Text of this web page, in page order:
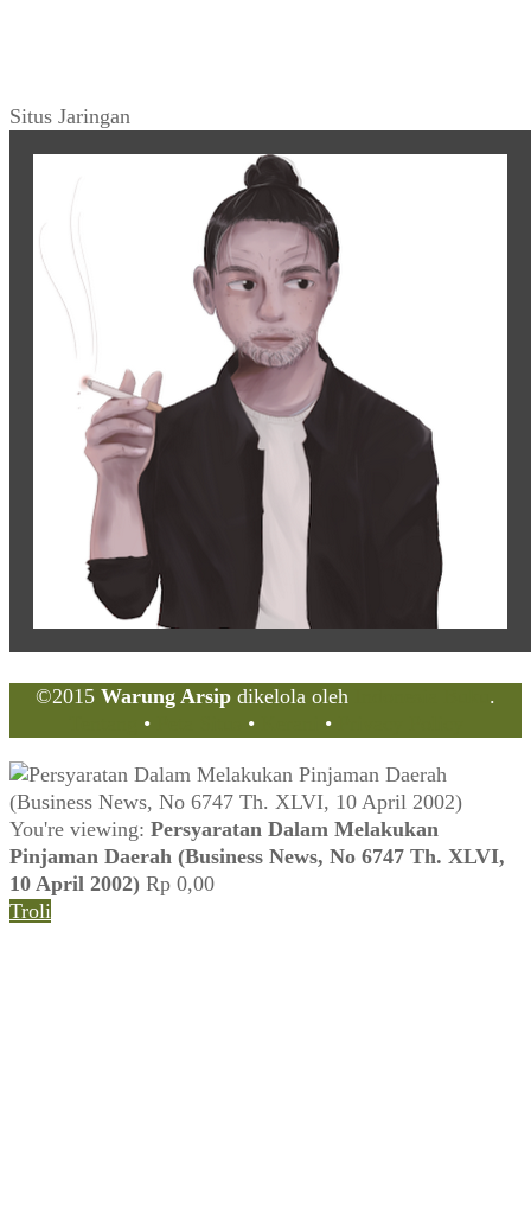
Situs Jaringan
©2015 Warung Arsip dikelola oleh
.
• • •
You're viewing: Persyaratan Dalam Melakukan
Pinjaman Daerah (Business News, No 6747 Th. XLVI,
10 April 2002) Rp 0,00
Troli